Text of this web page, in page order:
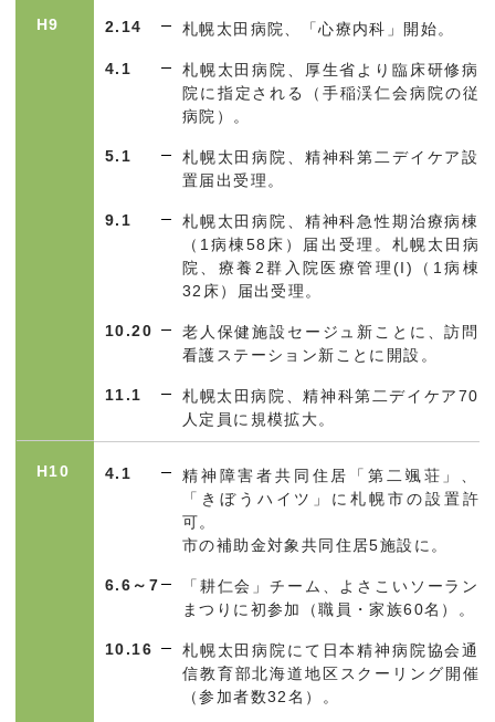
H9 2.14 札幌太田病院、「心療内科」開始。
4.1
札幌太田病院、厚生省より臨床研修病
院に指定される（手稲渓仁会病院の従
病院）。
5.1
札幌太田病院、精神科第二デイケア設
置届出受理。
9.1
札幌太田病院、精神科急性期治療病棟
（ 1 病棟58 床）届出受理。札幌太田病
院、療養 2群入院医療管理(I) （ 1 病棟
32 床）届出受理。
10.20
老人保健施設セージュ新ことに、訪問
看護ステーション新ことに開設。
11.1 札幌太田病院、精神科第二デイケア70
人定員に規模拡大。
H10 4.1
精神障害者共同住居「第二颯荘」、
「きぼうハイツ」に札幌市の設置許
可。
市の補助金対象共同住居5施設に。
6.6～7
「耕仁会」チーム、よさこいソーラン
まつりに初参加（職員・家族60名）。
10.16
札幌太田病院にて日本精神病院協会通
信教育部北海道地区スクーリング開催
（参加者数32名）。